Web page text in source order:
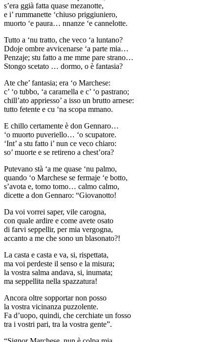
s’era ggià fatta quase mezanotte,
e i’ rummanette ‘chiuso priggiuniero,
muorto ‘e paura… nnanze ‘e cannelotte.
Tutto a ‘nu tratto, che veco ‘a luntano?
Ddoje ombre avvicenarse ‘a parte mia…
Penzaje; stu fatto a me mme pare strano…
Stongo scetato … dormo, o è fantasia?
Ate che’ fantasia; era ‘o Marchese:
c’ ‘o tubbo, ‘a caramella e c’ ‘o pastrano;
chill’ato appriesso’ a isso un brutto arnese:
tutto fetente e cu ‘na scopa mmano.
E chillo certamente è don Gennaro…
‘o muorto puveriello… ‘o scupatore.
‘Int’ a stu fatto i’ nun ce veco chiaro:
so’ muorte e se retireno a chest’ora?
Putevano stà ‘a me quase ‘nu palmo,
quando ‘o Marchese se fermaje ‘e botto,
s’avota e, tomo tomo… calmo calmo,
dicette a don Gennaro: “Giovanotto!
Da voi vorrei saper, vile carogna,
con quale ardire e come avete osato
di farvi seppellir, per mia vergogna,
accanto a me che sono un blasonato?!
La casta e casta e va, si, rispettata,
ma voi perdeste il senso e la misura;
la vostra salma andava, si, inumata;
ma seppellita nella spazzatura!
Ancora oltre sopportar non posso
la vostra vicinanza puzzolente.
Fa d’uopo, quindi, che cerchiate un fosso
tra i vostri pari, tra la vostra gente”.